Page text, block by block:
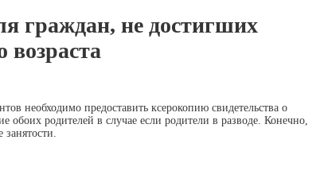
граждан, не достигших
возраста
необходимо предоставить ксерокопию свидетельства о
обоих родителей в случае если родители в разводе. Конечно,
занятости.